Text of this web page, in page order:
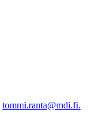
tommi.ranta@mdi.fi.